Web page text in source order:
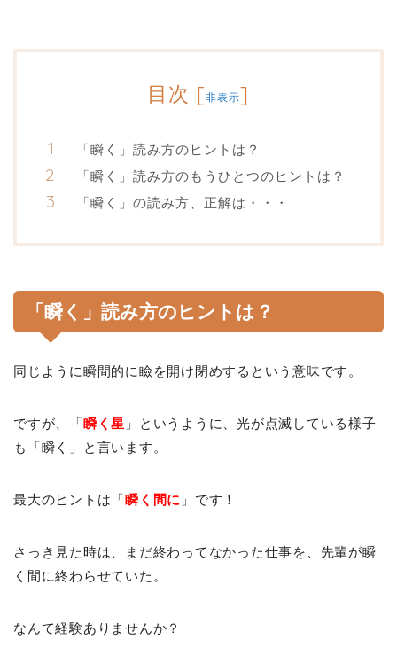
目次 [非表示]
「瞬く」読み方のヒントは？
「瞬く」読み方のもうひとつのヒントは？
「瞬く」の読み方、正解は・・・
「瞬く」読み方のヒントは？
同じように瞬間的に瞼を開け閉めするという意味です。
ですが、「瞬く星 」というように、光が点滅している様子
も「瞬く」と言います。
最大のヒントは「瞬く間に 」です！
さっき見た時は、まだ終わってなかった仕事を、先輩が瞬
く間に終わらせていた。
なんて経験ありませんか？